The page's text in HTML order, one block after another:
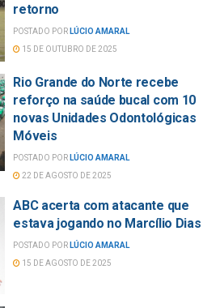
retorno
POSTADO POR LÚCIO AMARAL
15 DE OUTUBRO DE 2025
Rio Grande do Norte recebe
reforço na saúde bucal com 10
novas Unidades Odontológicas
Móveis
POSTADO POR LÚCIO AMARAL
22 DE AGOSTO DE 2025
ABC acerta com atacante que
estava jogando no Marcílio Dias
POSTADO POR LÚCIO AMARAL
15 DE AGOSTO DE 2025